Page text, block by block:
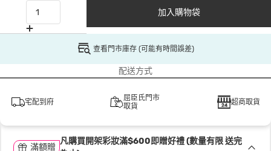
加入購物袋
查看門市庫存 (可能有時間誤差)
配送方式
宅配到府
屈臣氏門市
取貨
超商取貨
滿額贈
凡購買開架彩妝滿$600即贈好禮 (數量有限 送完